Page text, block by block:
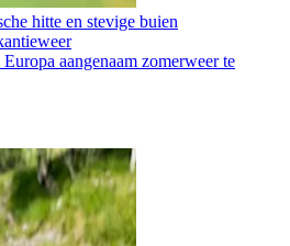
hitte en stevige buien
aangenaam zomerweer te